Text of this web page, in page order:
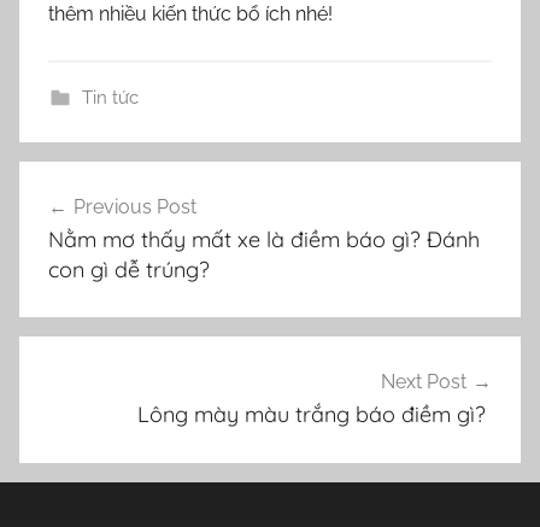
thêm nhiều kiến thức bổ ích nhé!
Tin tức
hướng
bài
viết
Previous Post
Nằm mơ thấy mất xe là điềm báo gì? Đánh
con gì dễ trúng?
Next Post
Lông mày màu trắng báo điềm gì?